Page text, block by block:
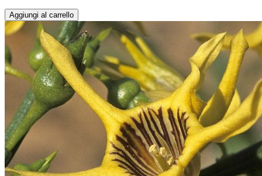
Aggiungi al carrello